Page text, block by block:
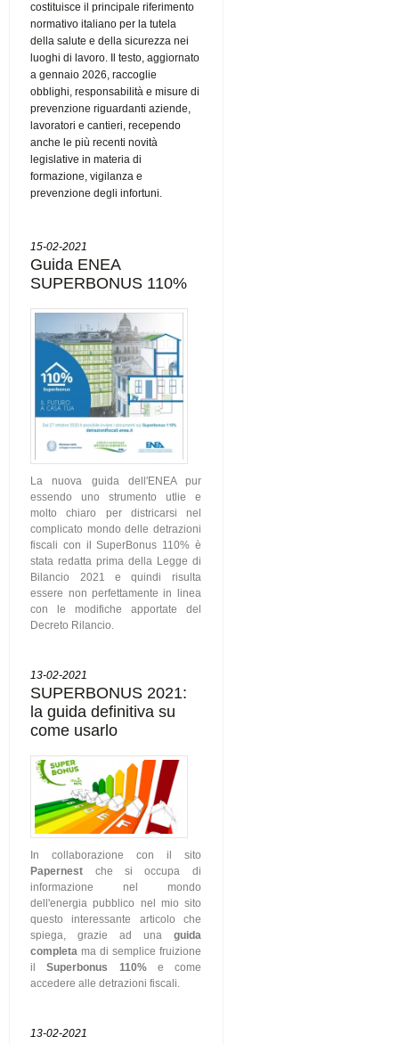
costituisce il principale riferimento
normativo italiano per la tutela
della salute e della sicurezza nei
luoghi di lavoro. Il testo, aggiornato
a gennaio 2026, raccoglie
obblighi, responsabilità e misure di
prevenzione riguardanti aziende,
lavoratori e cantieri, recependo
anche le più recenti novità
legislative in materia di
formazione, vigilanza e
prevenzione degli infortuni.
15-02-2021
Guida ENEA
SUPERBONUS 110%
La nuova guida dell'ENEA pur
essendo uno strumento utlie e
molto chiaro per districarsi nel
complicato mondo delle detrazioni
fiscali con il SuperBonus 110% è
stata redatta prima della Legge di
Bilancio 2021 e quindi risulta
essere non perfettamente in linea
con le modifiche apportate del
Decreto Rilancio.
13-02-2021
SUPERBONUS 2021:
la guida definitiva su
come usarlo
In collaborazione con il sito
Papernest che si occupa di
informazione nel mondo
dell'energia pubblico nel mio sito
questo interessante articolo che
spiega, grazie ad una guida
completa ma di semplice fruizione
ilSuperbonus 110%e come
accedere alle detrazioni fiscali.
13-02-2021